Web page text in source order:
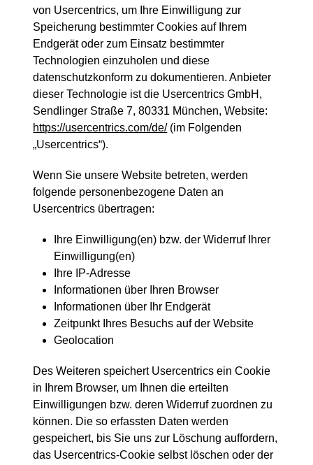
von Usercentrics, um Ihre Einwilligung zur
Speicherung bestimmter Cookies auf Ihrem
Endgerät oder zum Einsatz bestimmter
Technologien einzuholen und diese
datenschutzkonform zu dokumentieren. Anbieter
dieser Technologie ist die Usercentrics GmbH,
Sendlinger Straße 7, 80331 München, Website:
https://usercentrics.com/de/(im Folgenden
„Usercentrics“).
Wenn Sie unsere Website betreten, werden
folgende personenbezogene Daten an
Usercentrics übertragen:
Ihre Einwilligung(en) bzw. der Widerruf Ihrer
Einwilligung(en)
Ihre IP-Adresse
Informationen über Ihren Browser
Informationen über Ihr Endgerät
Zeitpunkt Ihres Besuchs auf der Website
Geolocation
Des Weiteren speichert Usercentrics ein Cookie
in Ihrem Browser, um Ihnen die erteilten
Einwilligungen bzw. deren Widerruf zuordnen zu
können. Die so erfassten Daten werden
gespeichert, bis Sie uns zur Löschung auffordern,
das Usercentrics-Cookie selbst löschen oder der